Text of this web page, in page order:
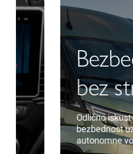
Bezbedna
bez stresa
Odlično iskustvo vožnje i
bezbednost uz nove
autonomne vožnje nivoa